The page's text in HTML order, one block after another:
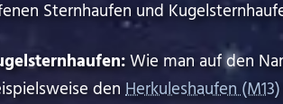
Sternhaufen und
Wie man auf den
den Herkuleshaufen (M13)